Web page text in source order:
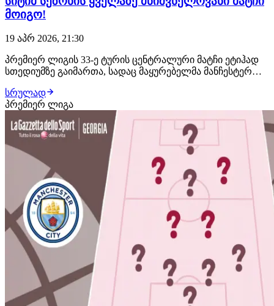
მოიგო!
19 აპრ 2026, 21:30
პრემიერ ლიგის 33-ე ტურის ცენტრალური მატჩი ეტიჰად
სთედიუმზე გაიმართა, სადაც მაყურებელმა მანჩესტერ
წუთის განმავლობაში გუნდებმა ერთმანეთს არაფერი
დაუთმეს, შექმნეს უამრავი საგოლე მომენტი და
ბოლომდე იბრძოლეს, თუმცა გამარჯვება მხოლოდ ერ…
სრულად
პრემიერ ლიგა